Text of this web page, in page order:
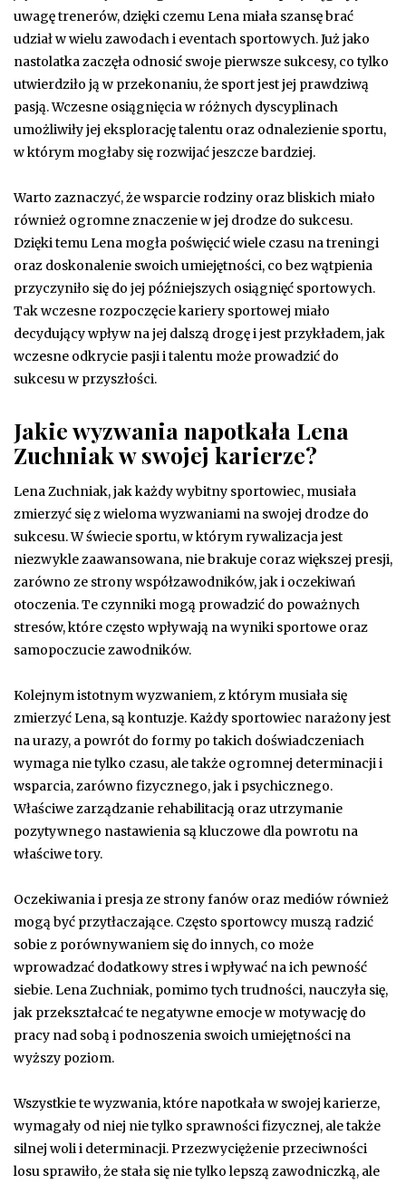
uwagę trenerów, dzięki czemu Lena miała szansę brać
udział w wielu zawodach i eventach sportowych. Już jako
nastolatka zaczęła odnosić swoje pierwsze sukcesy, co tylko
utwierdziło ją w przekonaniu, że sport jest jej prawdziwą
pasją. Wczesne osiągnięcia w różnych dyscyplinach
umożliwiły jej eksplorację talentu oraz odnalezienie sportu,
w którym mogłaby się rozwijać jeszcze bardziej.
Warto zaznaczyć, że wsparcie rodziny oraz bliskich miało
również ogromne znaczenie w jej drodze do sukcesu.
Dzięki temu Lena mogła poświęcić wiele czasu na treningi
oraz doskonalenie swoich umiejętności, co bez wątpienia
przyczyniło się do jej późniejszych osiągnięć sportowych.
Tak wczesne rozpoczęcie kariery sportowej miało
decydujący wpływ na jej dalszą drogę i jest przykładem, jak
wczesne odkrycie pasji i talentu może prowadzić do
sukcesu w przyszłości.
Jakie wyzwania napotkała Lena
Zuchniak w swojej karierze?
Lena Zuchniak, jak każdy wybitny sportowiec, musiała
zmierzyć się z wieloma wyzwaniami na swojej drodze do
sukcesu. W świecie sportu, w którym rywalizacja jest
niezwykle zaawansowana, nie brakuje coraz większej presji,
zarówno ze strony współzawodników, jak i oczekiwań
otoczenia. Te czynniki mogą prowadzić do poważnych
stresów, które często wpływają na wyniki sportowe oraz
samopoczucie zawodników.
Kolejnym istotnym wyzwaniem, z którym musiała się
zmierzyć Lena, są kontuzje. Każdy sportowiec narażony jest
na urazy, a powrót do formy po takich doświadczeniach
wymaga nie tylko czasu, ale także ogromnej determinacji i
wsparcia, zarówno fizycznego, jak i psychicznego.
Właściwe zarządzanie rehabilitacją oraz utrzymanie
pozytywnego nastawienia są kluczowe dla powrotu na
właściwe tory.
Oczekiwania i presja ze strony fanów oraz mediów również
mogą być przytłaczające. Często sportowcy muszą radzić
sobie z porównywaniem się do innych, co może
wprowadzać dodatkowy stres i wpływać na ich pewność
siebie. Lena Zuchniak, pomimo tych trudności, nauczyła się,
jak przekształcać te negatywne emocje w motywację do
pracy nad sobą i podnoszenia swoich umiejętności na
wyższy poziom.
Wszystkie te wyzwania, które napotkała w swojej karierze,
wymagały od niej nie tylko sprawności fizycznej, ale także
silnej woli i determinacji. Przezwyciężenie przeciwności
losu sprawiło, że stała się nie tylko lepszą zawodniczką, ale